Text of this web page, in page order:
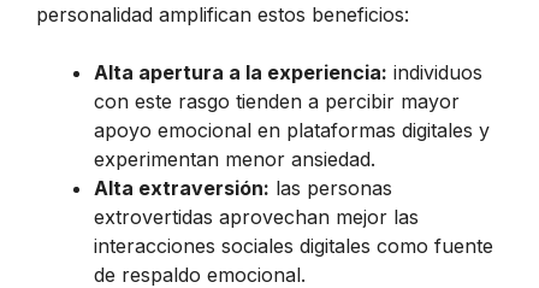
personalidad amplifican estos beneficios:
Alta apertura a la experiencia: individuos
con este rasgo tienden a percibir mayor
apoyo emocional en plataformas digitales y
experimentan menor ansiedad.
Alta extraversión: las personas
extrovertidas aprovechan mejor las
interacciones sociales digitales como fuente
de respaldo emocional.